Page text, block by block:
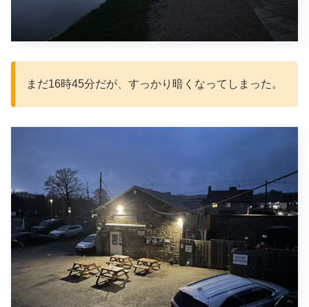
まだ16時45分だが、すっかり暗くなってしまった。